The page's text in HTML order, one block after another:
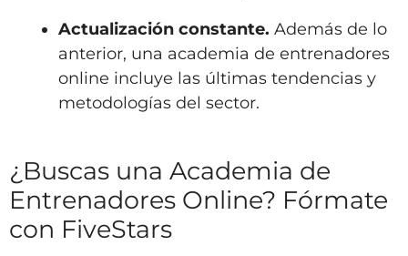
Actualización constante. Además de lo
anterior, una academia de entrenadores
online incluye las últimas tendencias y
metodologías del sector.
¿Buscas una Academia de
Entrenadores Online? Fórmate
con FiveStars